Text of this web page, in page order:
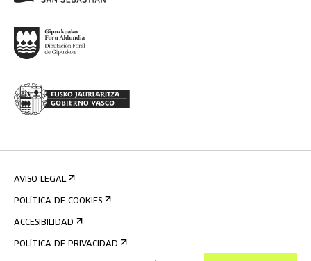
AVISO LEGAL
POLÍTICA DE COOKIES
ACCESIBILIDAD
POLÍTICA DE PRIVACIDAD